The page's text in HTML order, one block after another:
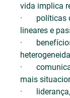
vida implica
·
lineares e
·
·
mais
·